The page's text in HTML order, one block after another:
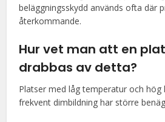
beläggningsskydd används ofta där
återkommande.
Hur vet man att en
drabbas av detta?
Platser med låg temperatur och
frekvent dimbildning har större